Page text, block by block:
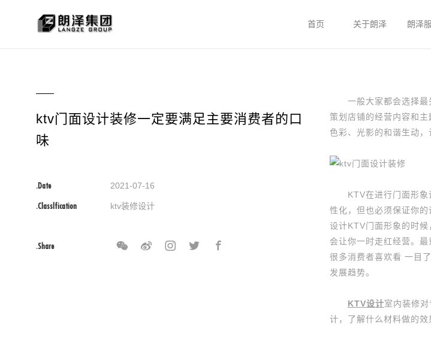
首页 关于朗泽 朗泽
ktv门面设计装修一定要满足主要消费者的口
味
.Date 2021-07-16
.Classlfication ktv装修设计
.Share
一般大家都会选择最
策划店铺的经营内容和
色彩、光影的和谐生动，
KTV在进行门面形象设
性化，但也必须保证你
设计KTV门面形象的时
会让你一时走红经营。
很多消费者喜欢看 一目
发展趋势。
KTV设计室内装修
计，了解什么材料做的效